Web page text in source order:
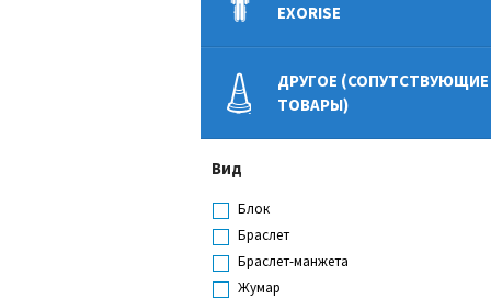
EXORISE
ДРУГОЕ (СОПУТСТВУЮЩИЕ
ТОВАРЫ)
Вид
Блок
Браслет
Браслет-манжета
Жумар